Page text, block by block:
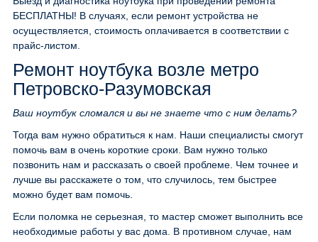
БЕСПЛАТНЫ! В случаях, если ремонт устройства не
осуществляется, стоимость оплачивается в соответствии с
прайс-листом.
Ремонт ноутбука возле метро
Петровско-Разумовская
Ваш ноутбук сломался и вы не знаете что с ним делать?
Тогда вам нужно обратиться к нам. Наши специалисты смогут
помочь вам в очень короткие сроки. Вам нужно только
позвонить нам и рассказать о своей проблеме. Чем точнее и
лучше вы расскажете о том, что случилось, тем быстрее
можно будет вам помочь.
Если поломка не серьезная, то мастер сможет выполнить все
необходимые работы у вас дома. В противном случае, нам